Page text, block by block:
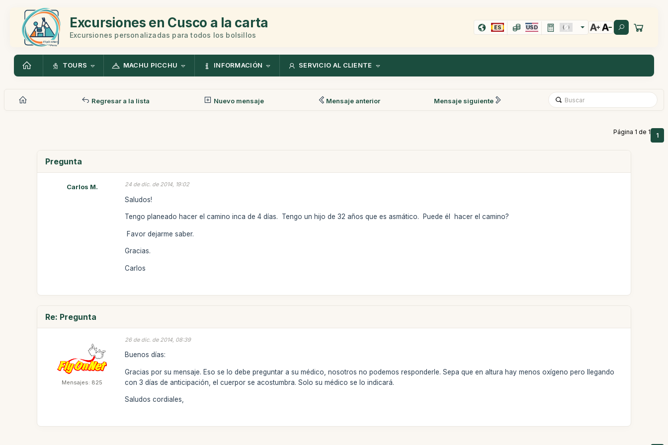
Excursiones en Cusco a la carta
Excursiones personalizadas para todos los bolsillos
ES USD
TOURS MACHU PICCHU INFORMACIÓN SERVICIO AL CLIENTE
Regresar a la lista Nuevo mensaje Mensaje anterior Mensaje siguiente
Página 1 de 1 1
Pregunta
Carlos M. 24 de dic. de 2014, 19:02
Saludos!
Tengo planeado hacer el camino inca de 4 días. Tengo un hijo de 32 años que es asmático. Puede él hacer el camino?
Favor dejarme saber.
Gracias.
Carlos
Re: Pregunta
Mensajes: 825
26 de dic. de 2014, 08:39
Buenos días:
Gracias por su mensaje. Eso se lo debe preguntar a su médico, nosotros no podemos responderle. Sepa que en altura hay menos oxígeno pero llegando
con 3 días de anticipación, el cuerpor se acostumbra. Solo su médico se lo indicará.
Saludos cordiales,